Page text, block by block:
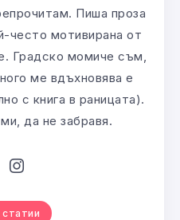
Пиша проза
често мотивирана от
Градско момиче съм,
ме вдъхновява е
с книга в раницата).
да не забравя.
статии